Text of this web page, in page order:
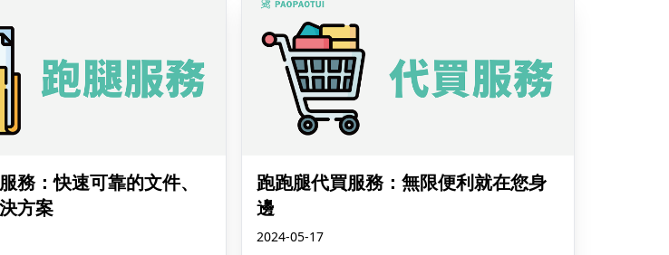
務：快速可靠的文件、
方案
跑跑腿代買服務：無限便利就在您身
邊
2024-05-17